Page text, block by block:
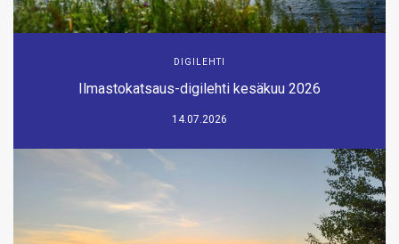
DIGILEHTI
Ilmastokatsaus-digilehti kesäkuu 2026
14.07.2026